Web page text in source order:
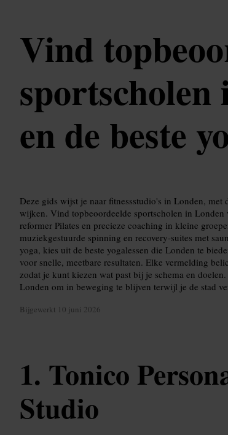
Vind
en de beste
Deze gids wijst je naar fitnessstudio's in Londen,
wijken. Vind topbeoordeelde sportscholen in
reformer Pilates en precieze coaching in kleine
muziekgestuurde spinning en recovery-suites met
yoga, kies uit de beste yogalessen die Londen te
voor snelle, meetbare resultaten. Elke vermelding
zodat je kunt kiezen wat past bij je schema en
Londen om in beweging te blijven terwijl je de stad
Bijgewerkt 10 juni 2026
Tonico
Studio